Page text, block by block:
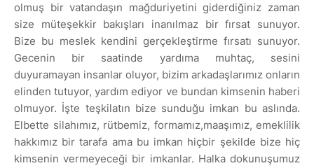
olmuş bir vatandaşın mağduriyetini giderdiğiniz zaman
size müteşekkir bakışları inanılmaz bir fırsat sunuyor.
Bize bu meslek kendini gerçekleştirme fırsatı sunuyor.
Gecenin bir saatinde yardıma muhtaç, sesini
duyuramayan insanlar oluyor, bizim arkadaşlarımız onların
elinden tutuyor, yardım ediyor ve bundan kimsenin haberi
olmuyor. İşte teşkilatın bize sunduğu imkan bu aslında.
Elbette silahımız, rütbemiz, formamız,maaşımız, emeklilik
hakkımız bir tarafa ama bu imkan hiçbir şekilde bize hiç
kimsenin vermeyeceği bir imkanlar. Halka dokunuşumuz